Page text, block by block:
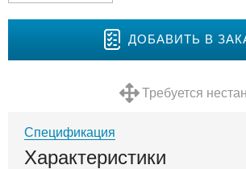
ДОБАВИТЬ В
Требуется
Спецификация
Характеристики